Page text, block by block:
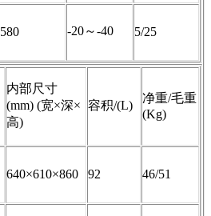
580 -20～-40 5/25
内部尺寸
(mm) (宽×深×
高)
容积/(L)
净重/毛重
(Kg)
640×610×860 92 46/51